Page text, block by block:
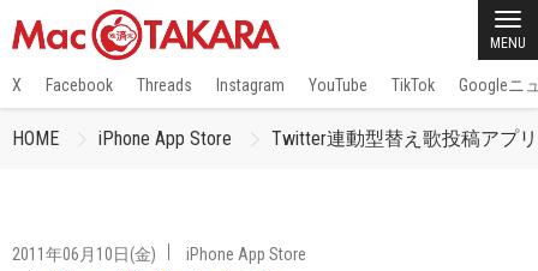
MENU
X Facebook Threads Instagram YouTube TikTok Googleニ
HOME iPhone App Store Twitter連動型替え歌投稿アプ
2011年06月10日(金)
iPhone App Store